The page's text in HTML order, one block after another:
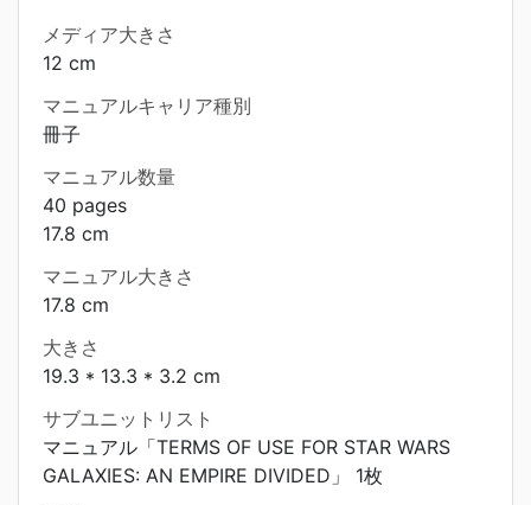
メディア大きさ
12 cm
マニュアルキャリア種別
冊子
マニュアル数量
40 pages
17.8 cm
マニュアル大きさ
17.8 cm
大きさ
19.3 * 13.3 * 3.2 cm
サブユニットリスト
マニュアル「TERMS OF USE FOR STAR WARS
GALAXIES: AN EMPIRE DIVIDED」 1枚